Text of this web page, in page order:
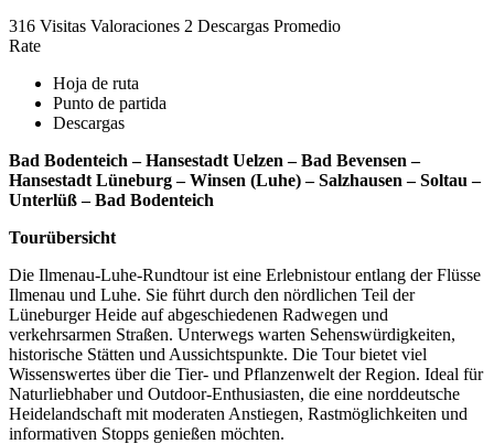
316 Visitas Valoraciones 2 Descargas Promedio
Rate
Hoja de ruta
Punto de partida
Descargas
Bad Bodenteich – Hansestadt Uelzen – Bad Bevensen –
Hansestadt Lüneburg – Winsen (Luhe) – Salzhausen – Soltau –
Unterlüß – Bad Bodenteich
Tourübersicht
Die Ilmenau-Luhe-Rundtour ist eine Erlebnistour entlang der Flüsse
Ilmenau und Luhe. Sie führt durch den nördlichen Teil der
Lüneburger Heide auf abgeschiedenen Radwegen und
verkehrsarmen Straßen. Unterwegs warten Sehenswürdigkeiten,
historische Stätten und Aussichtspunkte. Die Tour bietet viel
Wissenswertes über die Tier- und Pflanzenwelt der Region. Ideal für
Naturliebhaber und Outdoor-Enthusiasten, die eine norddeutsche
Heidelandschaft mit moderaten Anstiegen, Rastmöglichkeiten und
informativen Stopps genießen möchten.